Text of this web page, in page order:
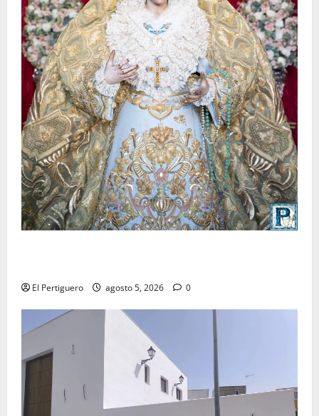
El Pertiguero agosto 5, 2026 0